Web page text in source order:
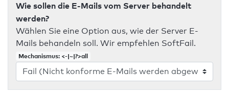
Wie sollen die E-Mails vom Server behandelt
werden?
Wählen Sie eine Option aus, wie der Server E-
Mails behandeln soll. Wir empfehlen SoftFail.
Mechanismus: <-|~|?>all